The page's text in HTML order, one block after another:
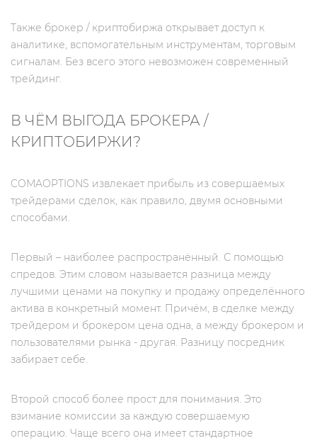
Также брокер / криптобиржа открывает доступ к
аналитике, вспомогательным инструментам, торговым
сигналам. Без всего этого невозможен современный
трейдинг.
В ЧЁМ ВЫГОДА БРОКЕРА /
КРИПТОБИРЖИ?
COMAOPTIONS извлекает прибыль из совершаемых
трейдерами сделок, как правило, двумя основными
способами.
Первый – наиболее распространённый. С помощью
спредов. Этим словом называется разница между
лучшими ценами на покупку и продажу определённого
актива в конкретный момент. Причём, в сделке между
трейдером и брокером цена одна, а между брокером и
пользователями рынка - другая. Разницу посредник
забирает себе.
Второй способ более прост для понимания. Это
взимание комиссии за каждую совершаемую
операцию. Чаще всего она имеет стандартное